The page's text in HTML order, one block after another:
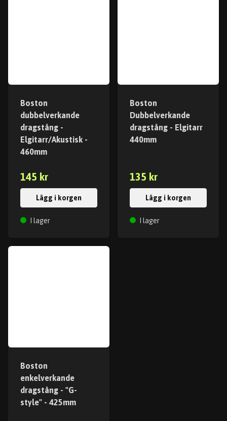
Boston
dubbelverkande
dragstång -
Elgitarr/Akustisk -
460mm
145 kr
Lägg i korgen
I lager
Boston
Dubbelverkande
dragstång - Elgitarr
440mm
135 kr
Lägg i korgen
I lager
Boston
enkelverkande
dragstång - "G-
style" - 425mm